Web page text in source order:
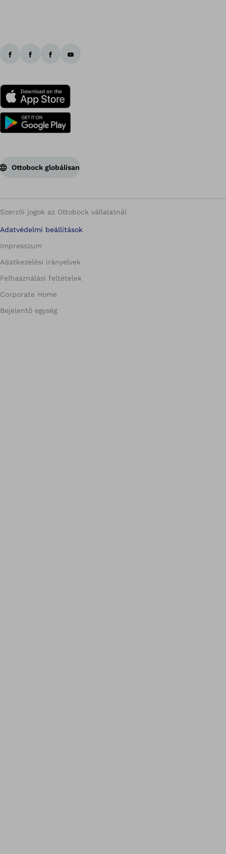
Ottobock globálisan
Szerzői jogok az Ottobock vállalatnál
Adatvédelmi beállítások
Impresszum
Adatkezelési irányelvek
Felhasználási feltételek
Corporate Home
Bejelentő egység